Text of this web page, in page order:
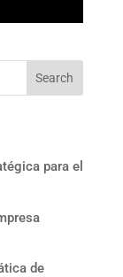
Search
para el
de